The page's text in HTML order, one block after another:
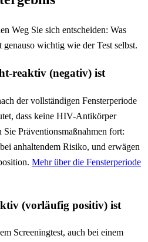
Weg Sie sich entscheiden: Was
wichtig wie der Test selbst.
reaktiv (negativ) ist
der vollständigen Fensterperiode
dass keine HIV-Antikörper
Präventionsmaßnahmen fort:
anhaltendem Risiko, und erwägen
Mehr über die Fensterperiode
(vorläufig positiv) ist
Screeningtest, auch bei einem